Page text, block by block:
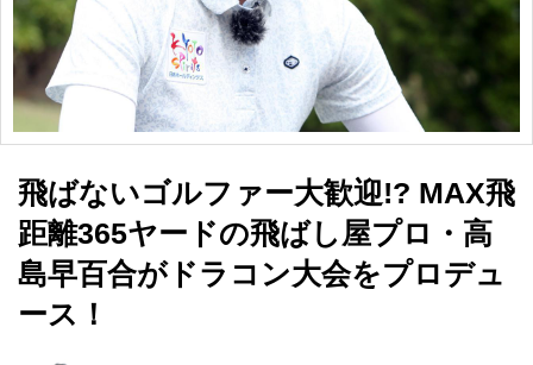
飛ばないゴルファー大歓迎!? MAX飛
距離365ヤードの飛ばし屋プロ・高
島早百合がドラコン大会をプロデュ
ース！